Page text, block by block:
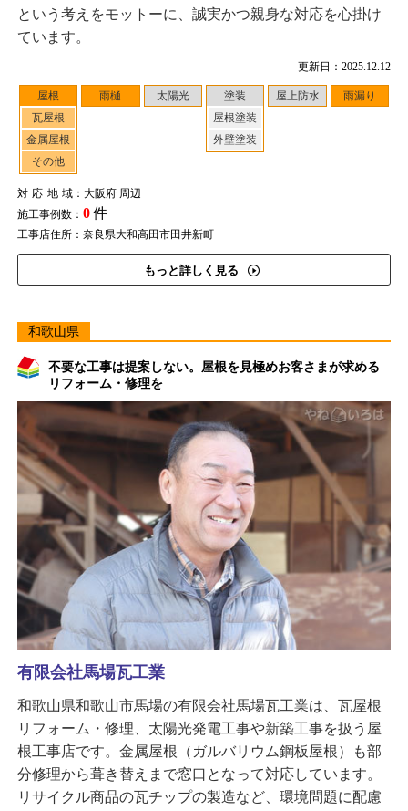
更新日：2025.12.12
屋根
瓦屋根
金属屋根
その他
雨樋 太陽光
塗装
屋根塗装
外壁塗装
屋上防水 雨漏り
対応地域：大阪府 周辺
施工事例数： 0件
工事店住所：奈良県大和高田市田井新町
もっと詳しく見る
という考えをモットーに、誠実かつ親身な対応を心掛け
ています。
和歌山県
不要な工事は提案しない。屋根を見極めお客さまが求める
リフォーム・修理を
有限会社馬場瓦工業
和歌山県和歌山市馬場の有限会社馬場瓦工業は、瓦屋根
リフォーム・修理、太陽光発電工事や新築工事を扱う屋
根工事店です。金属屋根（ガルバリウム鋼板屋根）も部
分修理から葺き替えまで窓口となって対応しています。
リサイクル商品の瓦チップの製造など、環境問題に配慮